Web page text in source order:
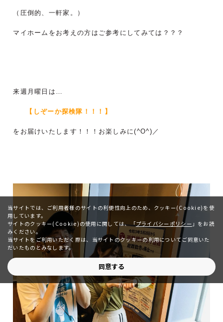
（圧倒的、一軒家。）
マイホームをお考えの方はご参考にしてみては？？？
来週月曜日は…
【しぞーか探検隊！！！ 】
をお届けいたします！！！お楽しみに(^O^)／
当サイトでは、ご利用者様のサイトの利便性向上のため、クッキー(Cookie)を使
用しています。
サイトのクッキー(Cookie)の使用に関しては、「プライバシーポリシー 」をお読
みください。
当サイトをご利用いただく際は、当サイトのクッキーの利用についてご同意いた
だいたものとみなします。
同意する